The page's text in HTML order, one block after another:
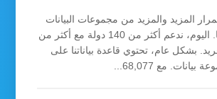
المزيد والمزيد من مجموعات البيانات
إلى قاعدة بياناتنا. اليوم، ندعم أكثر من 140 دولة مع أكثر من
اسم فريد. بشكل عام، تحتوي قاعدة بياناتنا على